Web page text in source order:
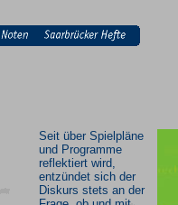
Seit über Spielpläne
und Programme
reflektiert wird,
entzündet sich der
Diskurs stets an der